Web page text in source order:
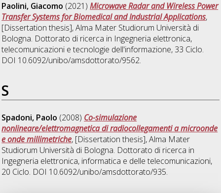
Paolini, Giacomo (2021)Microwave Radar and Wireless Power
Transfer Systems for Biomedical and Industrial Applications,
[Dissertation thesis], Alma Mater Studiorum Università di
Bologna. Dottorato di ricerca in Ingegneria elettronica,
telecomunicazioni e tecnologie dell'informazione, 33 Ciclo.
DOI 10.6092/unibo/amsdottorato/9562.
S
Spadoni, Paolo (2008) Co-simulazione
nonlineare/elettromagnetica di radiocollegamenti a microonde
e onde millimetriche, [Dissertation thesis], Alma Mater
Studiorum Università di Bologna. Dottorato di ricerca in
Ingegneria elettronica, informatica e delle telecomunicazioni,
20 Ciclo. DOI 10.6092/unibo/amsdottorato/935.